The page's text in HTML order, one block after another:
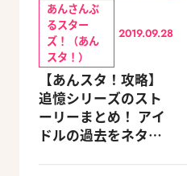
あんさんぶ
るスター
ズ！（あん
スタ！）
2019.09.28
【あんスタ！攻略】
追憶シリーズのスト
ーリーまとめ！ アイ
ドルの過去をネタバ